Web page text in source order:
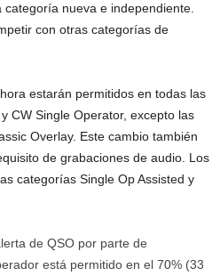
nueva e independiente.
con otras categorías de
estarán permitidos en todas las
CW Single Operator, excepto las
Overlay. Este cambio también
de grabaciones de audio. Los
categorías Single Op Assisted y
de QSO por parte de
está permitido en el 70% (33